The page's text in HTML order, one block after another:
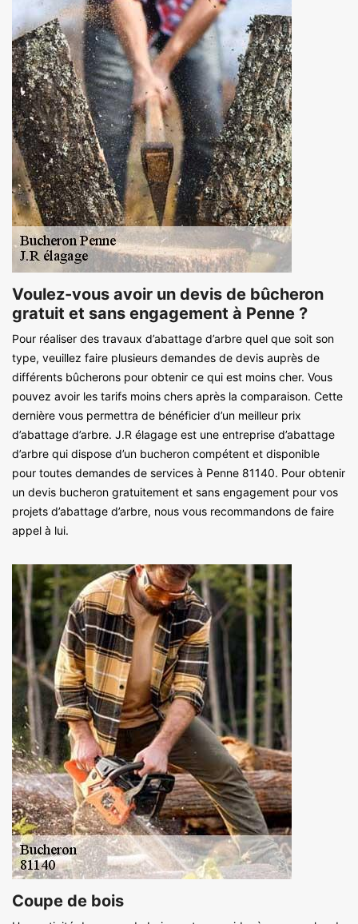
Voulez-vous avoir un devis de bûcheron
gratuit et sans engagement à Penne ?
Pour réaliser des travaux d’abattage d’arbre quel que soit son
type, veuillez faire plusieurs demandes de devis auprès de
différents bûcherons pour obtenir ce qui est moins cher. Vous
pouvez avoir les tarifs moins chers après la comparaison. Cette
dernière vous permettra de bénéficier d’un meilleur prix
d’abattage d’arbre. J.R élagage est une entreprise d’abattage
d’arbre qui dispose d’un bucheron compétent et disponible
pour toutes demandes de services à Penne 81140. Pour obtenir
un devis bucheron gratuitement et sans engagement pour vos
projets d’abattage d’arbre, nous vous recommandons de faire
appel à lui.
Coupe de bois